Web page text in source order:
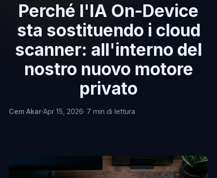
Perché l'IA On-Device
sta sostituendo i cloud
scanner: all'interno del
nostro nuovo motore
privato
Cem Akar·Apr 15, 2026· 7 min di lettura